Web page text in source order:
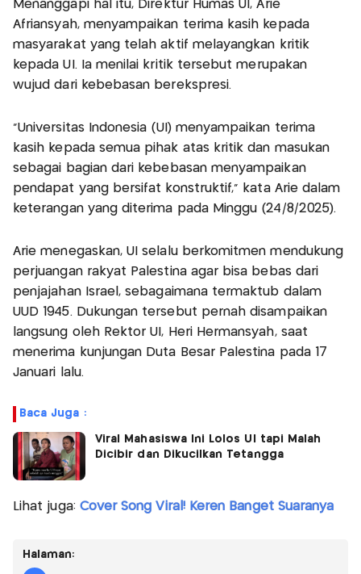
Menanggapi hal itu, Direktur Humas UI, Arie
Afriansyah, menyampaikan terima kasih kepada
masyarakat yang telah aktif melayangkan kritik
kepada UI. Ia menilai kritik tersebut merupakan
wujud dari kebebasan berekspresi.
"Universitas Indonesia (UI) menyampaikan terima
kasih kepada semua pihak atas kritik dan masukan
sebagai bagian dari kebebasan menyampaikan
pendapat yang bersifat konstruktif," kata Arie dalam
keterangan yang diterima pada Minggu (24/8/2025).
Arie menegaskan, UI selalu berkomitmen mendukung
perjuangan rakyat Palestina agar bisa bebas dari
penjajahan Israel, sebagaimana termaktub dalam
UUD 1945. Dukungan tersebut pernah disampaikan
langsung oleh Rektor UI, Heri Hermansyah, saat
menerima kunjungan Duta Besar Palestina pada 17
Januari lalu.
Baca Juga :
Viral Mahasiswa Ini Lolos UI tapi Malah
Dicibir dan Dikucilkan Tetangga
Lihat juga: Cover Song Viral! Keren Banget Suaranya
Halaman: